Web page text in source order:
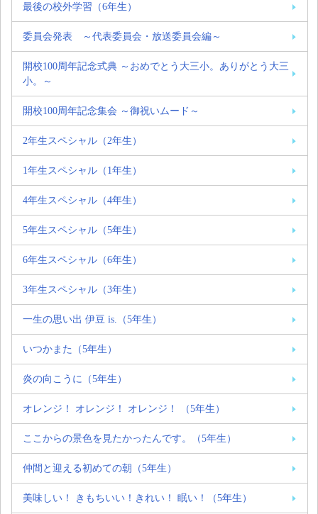
最後の校外学習（6年生）
委員会発表 ～代表委員会・放送委員会編～
開校100周年記念式典 ～おめでとう大三小。ありがとう大三
小。～
開校100周年記念集会 ～御祝いムード～
2年生スペシャル（2年生）
1年生スペシャル（1年生）
4年生スペシャル（4年生）
5年生スペシャル（5年生）
6年生スペシャル（6年生）
3年生スペシャル（3年生）
一生の思い出 伊豆 is.（5年生）
いつかまた（5年生）
炎の向こうに（5年生）
オレンジ！ オレンジ！ オレンジ！ （5年生）
ここからの景色を見たかったんです。（5年生）
仲間と迎える初めての朝（5年生）
美味しい！ きもちいい！きれい！ 眠い！（5年生）